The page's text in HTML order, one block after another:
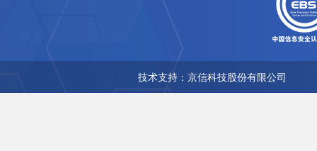
技术支持：京信科技股份有限公司